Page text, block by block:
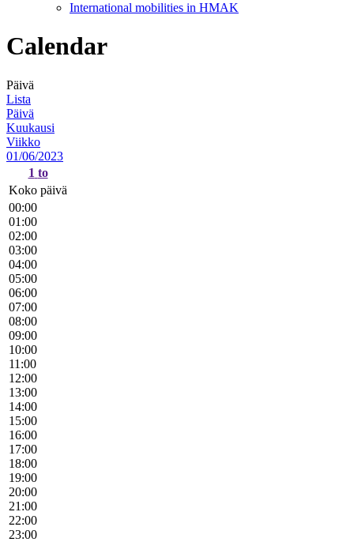
International mobilities in HMAK
Calendar
Päivä
Lista
Päivä
Kuukausi
Viikko
01/06/2023
1 to
Koko päivä
00:00
01:00
02:00
03:00
04:00
05:00
06:00
07:00
08:00
09:00
10:00
11:00
12:00
13:00
14:00
15:00
16:00
17:00
18:00
19:00
20:00
21:00
22:00
23:00